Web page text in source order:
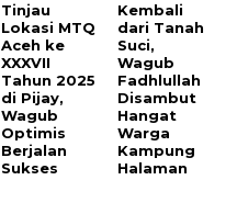
Tinjau
Lokasi MTQ
Aceh ke
XXXVII
Tahun 2025
di Pijay,
Wagub
Optimis
Berjalan
Sukses
Kembali
dari Tanah
Suci,
Wagub
Fadhlullah
Disambut
Hangat
Warga
Kampung
Halaman